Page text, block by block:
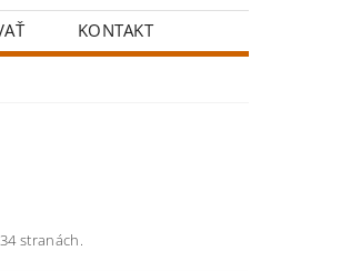
KONTAKT
stranách.